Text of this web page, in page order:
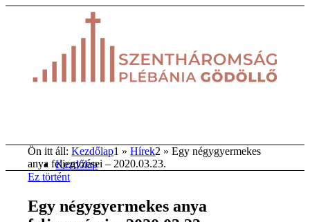
Kezdőlap
Ön itt áll: Kezdőlap1 »Hírek2 »Egy négygyermekes
anya feljegyzései – 2020.03.23.
Ez történt
Egy négygyermekes anya